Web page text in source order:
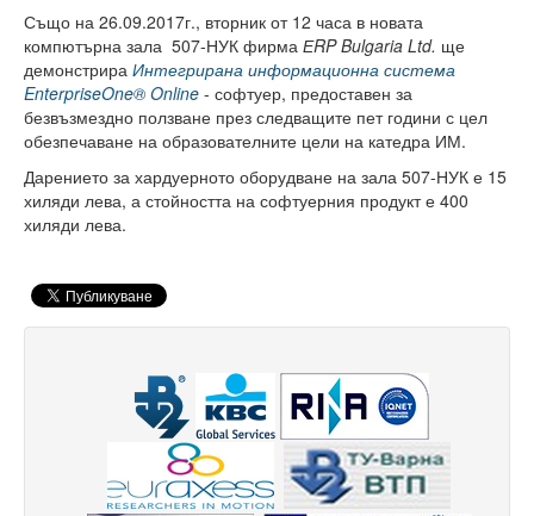
Ресурси
Библиотека
Спортен комплекс
Студентски стол
Почивни бази
Безжичен интернет
Защита на личните данни
Също на 26.09.2017г., вторник от 12 часа в новата
компютърна зала 507-НУК фирма ЕRP Bulgaria Ltd. ще
демонстрира Интегрирана информационна система
EnterpriseOne® Online - софтуер, предоставен за
безвъзмездно ползване през следващите пет години с цел
обезпечаване на образователните цели на катедра ИМ.
Дарението за хардуерното оборудване на зала 507-НУК е 15
хиляди лева, а стойността на софтуерния продукт е 400
хиляди лева.